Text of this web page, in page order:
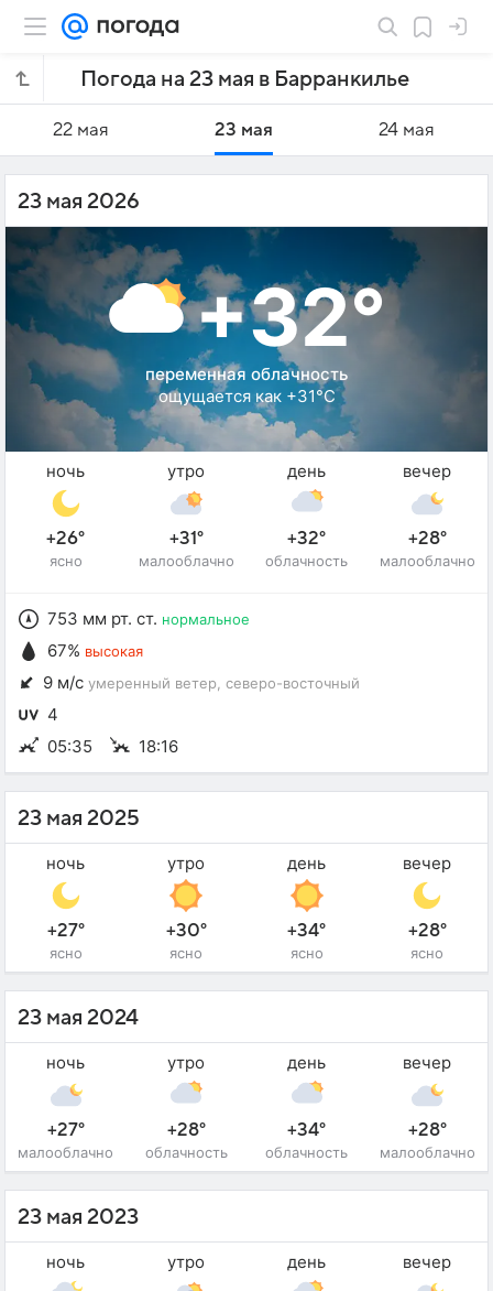
Погода на 23 мая в Барранкилье
22 мая 23 мая 24 мая
23 мая 2026
+32°
переменная облачность
ощущается как +31°C
ночь
+26°
ясно
утро
+31°
малооблачно
день
+32°
облачность
вечер
+28°
малооблачно
753 мм рт. ст. нормальное
67% высокая
9 м/с умеренный ветер , северо-восточный
4
05:35
18:16
23 мая 2025
ночь
+27°
ясно
утро
+30°
ясно
день
+34°
ясно
вечер
+28°
ясно
23 мая 2024
ночь
+27°
малооблачно
утро
+28°
облачность
день
+34°
облачность
вечер
+28°
малооблачно
23 мая 2023
ночь утро день вечер